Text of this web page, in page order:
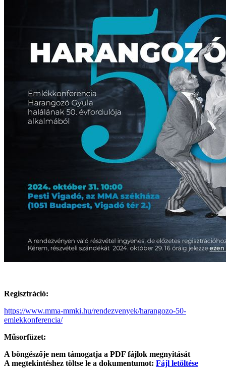
Regisztráció:
https://www.mma-mmki.hu/rendezvenyek/harangozo-50-
emlekkonferencia/
Műsorfüzet:
A böngészője nem támogatja a PDF fájlok megnyitását
A megtekintéshez töltse le a dokumentumot: Fájl letöltése